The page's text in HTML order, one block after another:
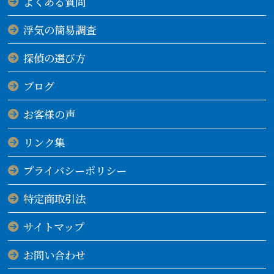
浮気の簡易調査
探偵の選び方
ブログ
お客様の声
リンク集
プライバシーポリシー
特定商取引法
サイトマップ
お問い合わせ